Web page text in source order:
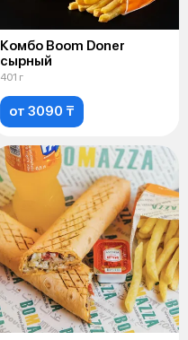
Комбо Boom Doner
сырный
401 г
от 3090 ₸